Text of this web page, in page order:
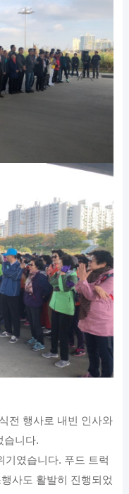
전 행사로 내빈 인사와
습니다.
기였습니다. 푸드 트럭
사도 활발히 진행되었